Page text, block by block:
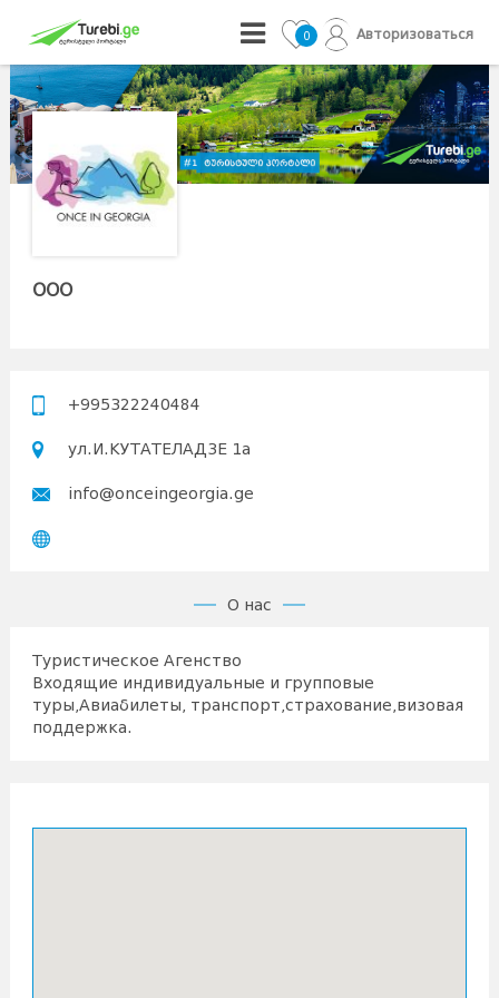
0 Авторизоваться
ООО
+995322240484
ул.И.КУТАТЕЛАДЗЕ 1а
info@onceingeorgia.ge
О нас
Туристическое Агенство
Входящие индивидуальные и групповые
туры,Авиабилеты, транспорт,страхование,визовая
поддержка.